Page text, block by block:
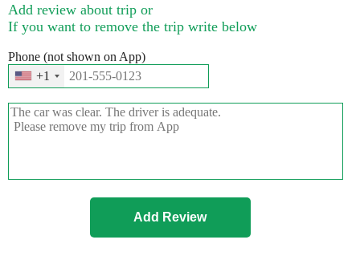
Add review about trip or
If you want to remove the trip write below
Phone (not shown on App)
+1